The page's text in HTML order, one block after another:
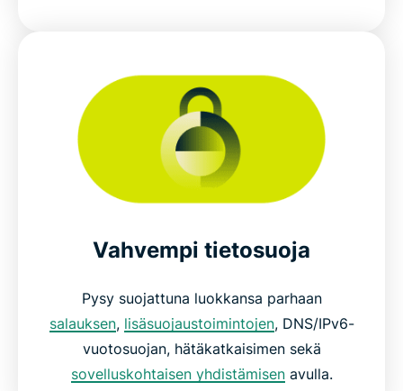
Vahvempi tietosuoja
Pysy suojattuna luokkansa parhaan
salauksen, lisäsuojaustoimintojen, DNS/IPv6-
vuotosuojan, hätäkatkaisimen sekä
sovelluskohtaisen yhdistämisenavulla.